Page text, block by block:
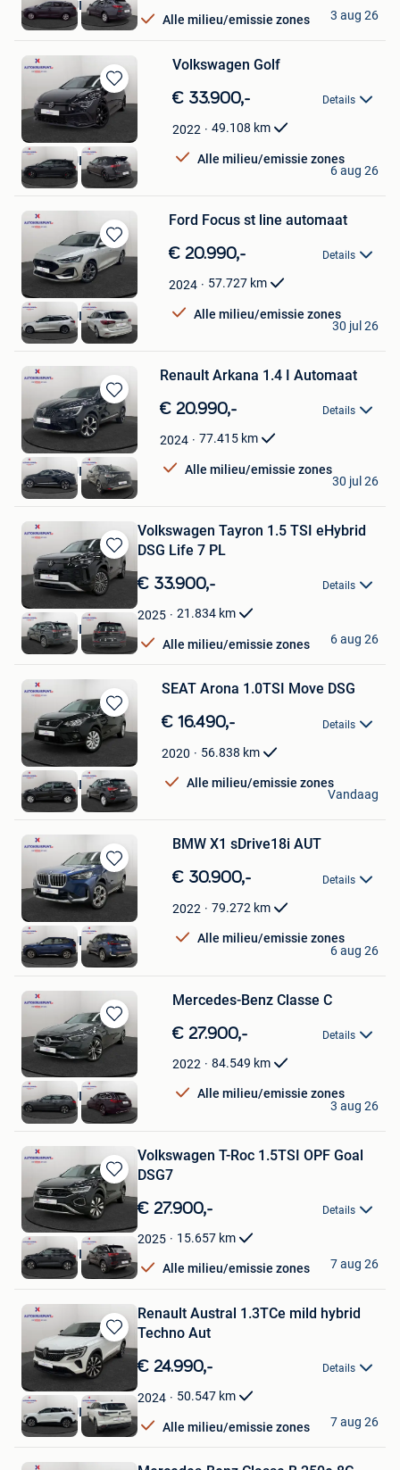
Alle milieu/emissie zones
AUTOKRUISPUNT
Tielt
3 aug 26
Bewaren
in
Mijn
Favorieten
Volkswagen Golf
€ 33.900,- Details
2022 49.108 km
Alle milieu/emissie zones
AUTOKRUISPUNT
Tielt
6 aug 26
Bewaren
in
Mijn
Favorieten
Ford Focus st line automaat
€ 20.990,- Details
2024 57.727 km
Alle milieu/emissie zones
AUTOKRUISPUNT
Tielt
30 jul 26
Bewaren
in
Mijn
Favorieten
Renault Arkana 1.4 I Automaat
€ 20.990,- Details
2024 77.415 km
Alle milieu/emissie zones
AUTOKRUISPUNT
Tielt
30 jul 26
Bewaren
in
Mijn
Favorieten
Volkswagen Tayron 1.5 TSI eHybrid
DSG Life 7 PL
€ 33.900,- Details
2025 21.834 km
Alle milieu/emissie zones
AUTOKRUISPUNT
Tielt
6 aug 26
Bewaren
in
Mijn
Favorieten
SEAT Arona 1.0TSI Move DSG
€ 16.490,- Details
2020 56.838 km
Alle milieu/emissie zones
AUTOKRUISPUNT
Tielt
Vandaag
Bewaren
in
Mijn
Favorieten
BMW X1 sDrive18i AUT
€ 30.900,- Details
2022 79.272 km
Alle milieu/emissie zones
AUTOKRUISPUNT
Tielt
6 aug 26
Bewaren
in
Mijn
Favorieten
Mercedes-Benz Classe C
€ 27.900,- Details
2022 84.549 km
Alle milieu/emissie zones
AUTOKRUISPUNT
Tielt
3 aug 26
Bewaren
in
Mijn
Favorieten
Volkswagen T-Roc 1.5TSI OPF Goal
DSG7
€ 27.900,- Details
2025 15.657 km
Alle milieu/emissie zones
AUTOKRUISPUNT
Tielt
7 aug 26
Bewaren
in
Mijn
Favorieten
Renault Austral 1.3TCe mild hybrid
Techno Aut
€ 24.990,- Details
2024 50.547 km
Alle milieu/emissie zones
AUTOKRUISPUNT
Tielt
7 aug 26